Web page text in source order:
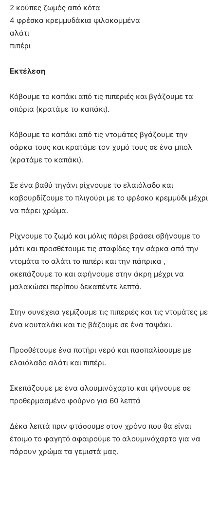
2 κούπες ζωμός από κότα
4 φρέσκα κρεμμυδάκια ψιλοκομμένα
αλάτι
πιπέρι
Εκτέλεση
Κόβουμε το καπάκι από τις πιπεριές και βγάζουμε τα
σπόρια (κρατάμε το καπάκι).
Κόβουμε το καπάκι από τις ντομάτες βγάζουμε την
σάρκα τους και κρατάμε τον χυμό τους σε ένα μπολ
(κρατάμε το καπάκι).
Σε ένα βαθύ τηγάνι ρίχνουμε το ελαιόλαδο και
καβουρδίζουμε το πλιγούρι με το φρέσκο κρεμμύδι μέχρι
να πάρει χρώμα.
Ρίχνουμε το ζωμό και μόλις πάρει βράσει σβήνουμε το
μάτι και προσθέτουμε τις σταφίδες την σάρκα από την
ντομάτα το αλάτι το πιπέρι και την πάπρικα ,
σκεπάζουμε το και αφήνουμε στην άκρη μέχρι να
μαλακώσει περίπου δεκαπέντε λεπτά.
Στην συνέχεια γεμίζουμε τις πιπεριές και τις ντομάτες με
ένα κουταλάκι και τις βάζουμε σε ένα ταψάκι.
Προσθέτουμε ένα ποτήρι νερό και πασπαλίσουμε με
ελαιόλαδο αλάτι και πιπέρι.
Σκεπάζουμε με ένα αλουμινόχαρτο και ψήνουμε σε
προθερμασμένο φούρνο για 60 λεπτά
Δέκα λεπτά πριν φτάσουμε στον χρόνο που θα είναι
έτοιμο το φαγητό αφαιρούμε το αλουμινόχαρτο για να
πάρουν χρώμα τα γεμιστά μας.